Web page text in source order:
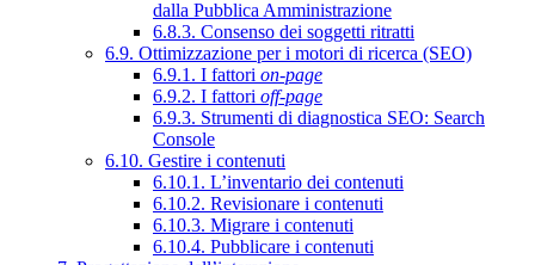
dalla Pubblica Amministrazione
6.8.3. Consenso dei soggetti ritratti
6.9. Ottimizzazione per i motori di ricerca (SEO)
6.9.1. I fattori on-page
6.9.2. I fattori off-page
6.9.3. Strumenti di diagnostica SEO: Search
Console
6.10. Gestire i contenuti
6.10.1. L’inventario dei contenuti
6.10.2. Revisionare i contenuti
6.10.3. Migrare i contenuti
6.10.4. Pubblicare i contenuti